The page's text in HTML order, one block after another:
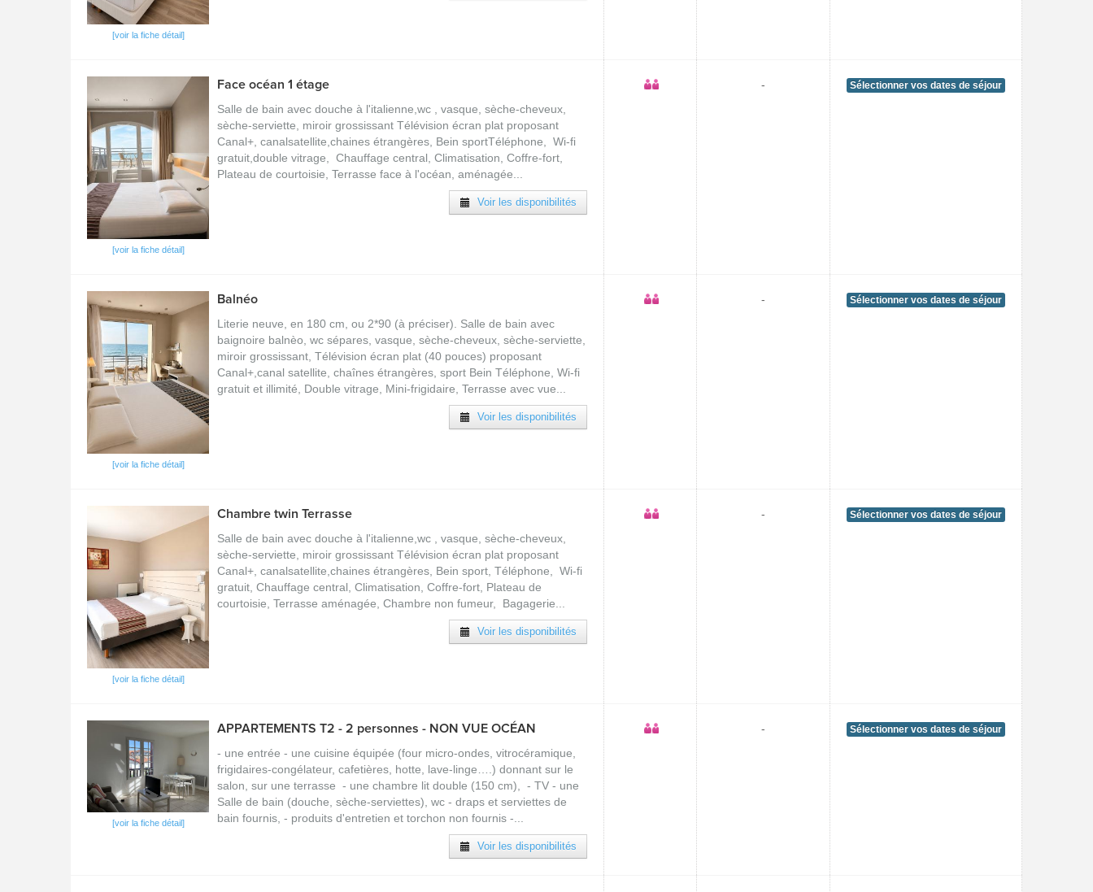
[voir la fiche détail]
[voir la fiche détail]
Face océan 1 étage
Salle de bain avec douche à l'italienne,wc , vasque, sèche-cheveux,
sèche-serviette, miroir grossissant Télévision écran plat proposant
Canal+, canalsatellite,chaines étrangères, Bein sportTéléphone, Wi-fi
gratuit,double vitrage, Chauffage central, Climatisation, Coffre-fort,
Plateau de courtoisie, Terrasse face à l'océan, aménagée...
Voir les disponibilités
- Sélectionner vos dates de séjour
[voir la fiche détail]
Balnéo
Literie neuve, en 180 cm, ou 2*90 (à préciser). Salle de bain avec
baignoire balnèo, wc sépares, vasque, sèche-cheveux, sèche-serviette,
miroir grossissant, Télévision écran plat (40 pouces) proposant
Canal+,canal satellite, chaînes étrangères, sport Bein Téléphone, Wi-fi
gratuit et illimité, Double vitrage, Mini-frigidaire, Terrasse avec vue...
Voir les disponibilités
- Sélectionner vos dates de séjour
[voir la fiche détail]
Chambre twin Terrasse
Salle de bain avec douche à l'italienne,wc , vasque, sèche-cheveux,
sèche-serviette, miroir grossissant Télévision écran plat proposant
Canal+, canalsatellite,chaines étrangères, Bein sport, Téléphone, Wi-fi
gratuit, Chauffage central, Climatisation, Coffre-fort, Plateau de
courtoisie, Terrasse aménagée, Chambre non fumeur, Bagagerie...
Voir les disponibilités
- Sélectionner vos dates de séjour
[voir la fiche détail]
APPARTEMENTS T2 - 2 personnes - NON VUE OCÉAN
- une entrée - une cuisine équipée (four micro-ondes, vitrocéramique,
frigidaires-congélateur, cafetières, hotte, lave-linge….) donnant sur le
salon, sur une terrasse - une chambre lit double (150 cm), - TV - une
Salle de bain (douche, sèche-serviettes), wc - draps et serviettes de
bain fournis, - produits d'entretien et torchon non fournis -...
Voir les disponibilités
- Sélectionner vos dates de séjour